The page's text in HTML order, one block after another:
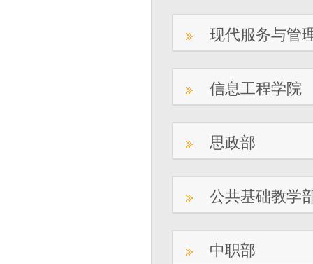
现代服务与管
信息工程学院
思政部
公共基础教学
中职部